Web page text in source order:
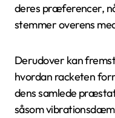
deres præferencer,
stemmer overens
Derudover kan
hvordan racketen
dens samlede
såsom